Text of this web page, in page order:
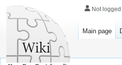
Not logged
Main page